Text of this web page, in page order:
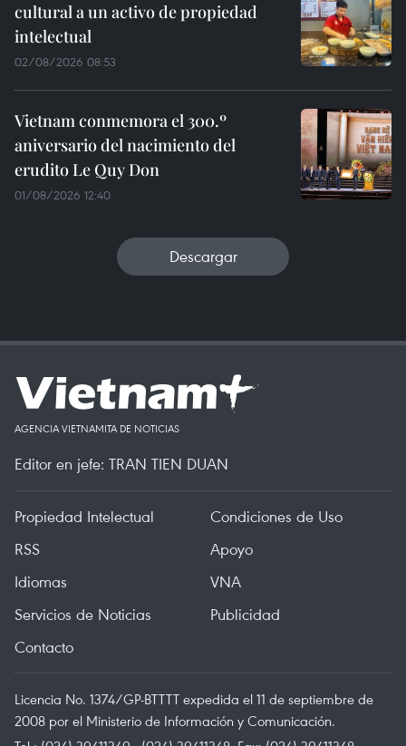
cultural a un activo de propiedad
intelectual
02/08/2026 08:53
Vietnam conmemora el 300.º
aniversario del nacimiento del
erudito Le Quy Don
01/08/2026 12:40
Descargar
AGENCIA VIETNAMITA DE NOTICIAS
Editor en jefe: TRAN TIEN DUAN
Propiedad Intelectual
Condiciones de Uso
RSS
Apoyo
Idiomas
VNA
Servicios de Noticias
Publicidad
Contacto
Licencia No. 1374/GP-BTTTT expedida el 11 de septiembre de
2008 por el Ministerio de Información y Comunicación.